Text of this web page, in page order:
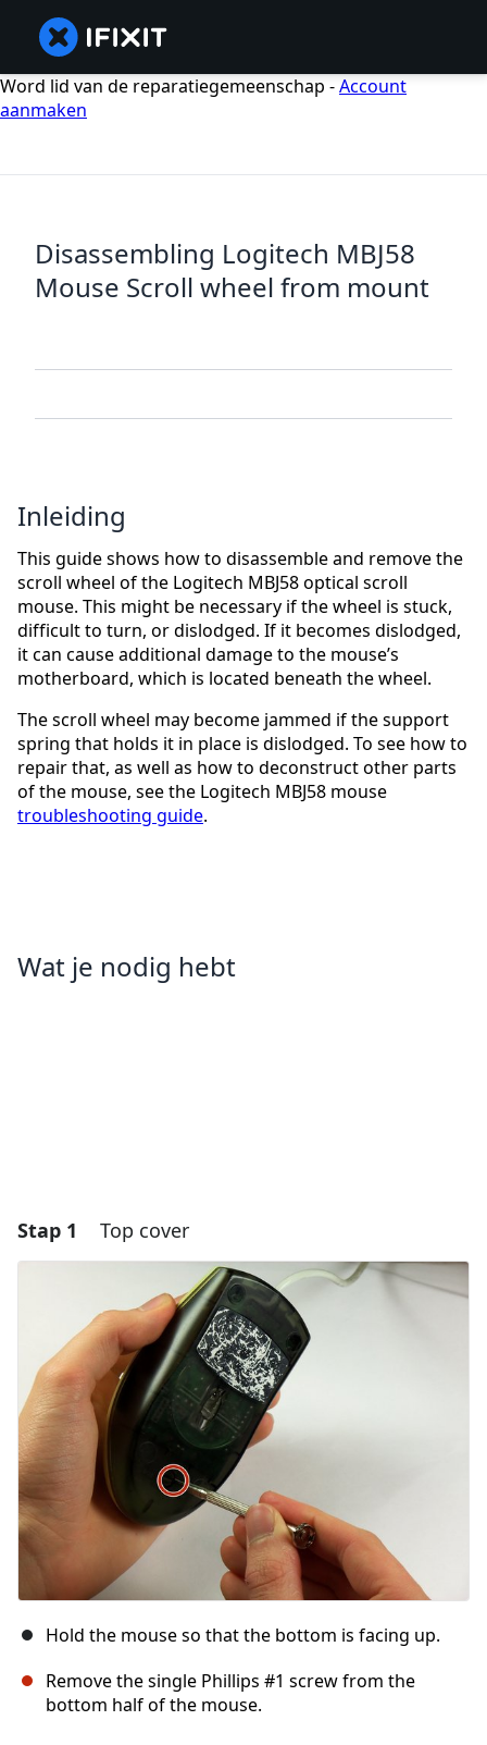
Word lid van de reparatiegemeenschap -Account
aanmaken
Disassembling Logitech MBJ58
Mouse Scroll wheel from mount
Inleiding
This guide shows how to disassemble and remove the
scroll wheel of the Logitech MBJ58 optical scroll
mouse. This might be necessary if the wheel is stuck,
difficult to turn, or dislodged. If it becomes dislodged,
it can cause additional damage to the mouse’s
motherboard, which is located beneath the wheel.
The scroll wheel may become jammed if the support
spring that holds it in place is dislodged. To see how to
repair that, as well as how to deconstruct other parts
of the mouse, see the Logitech MBJ58 mouse
troubleshooting guide.
Wat je nodig hebt
Stap 1 Top cover
Hold the mouse so that the bottom is facing up.
Remove the single Phillips #1 screw from the
bottom half of the mouse.